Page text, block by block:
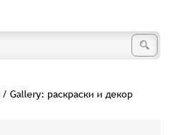
/ Gallery: раскраски и декор